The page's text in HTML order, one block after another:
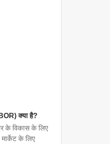
क्या है?
के विकास के लिए
के लिए